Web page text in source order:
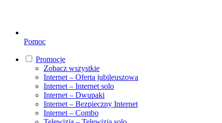
Pomoc
Promocje
Zobacz wszystkie
Internet – Oferta jubileuszowa
Internet – Internet solo
Internet – Dwupaki
Internet – Bezpieczny Internet
Internet – Combo